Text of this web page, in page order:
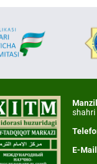
shahri
E-Mail